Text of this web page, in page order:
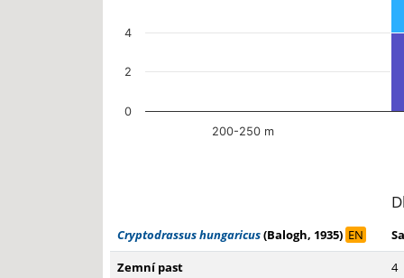
200-250 m
0
2
4
Cryptodrassus hungaricus(Balogh, 1935) EN
Zemní past
4